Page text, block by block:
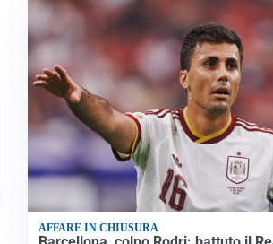
AFFARE IN CHIUSURA